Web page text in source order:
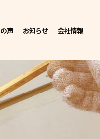
声 お知らせ 会社情報